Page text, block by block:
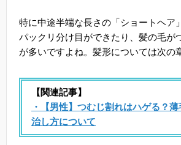
特に中途半端な長さの「ショートヘア
パックリ分け目ができたり、髪の毛が
が多いですよね。髪形については次の
【関連記事】
・【男性】つむじ割れはハゲる？
治し方について